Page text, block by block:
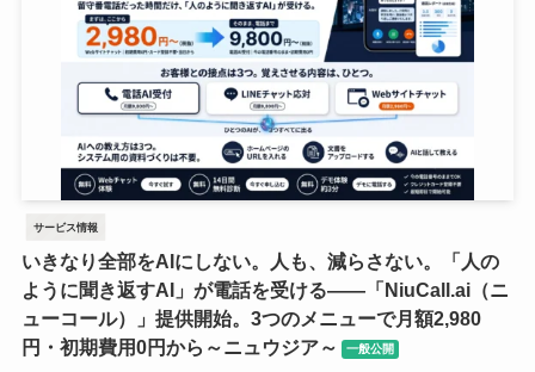
サービス情報
いきなり全部をAIにしない。人も、減らさない。「人の
ように聞き返すAI」が電話を受ける――「NiuCall.ai（ニ
ューコール）」提供開始。3つのメニューで月額2,980
円・初期費用0円から～ニュウジア～
一般公開